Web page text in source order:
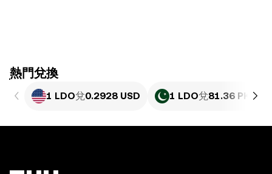
ִִִִִִִִִִִִִִִִִִִִִִִִִִִִִִִִִִִִִִִִִִִִִִִִ熱門兌換
1 LDO兌0.2928 USD 1 LDO兌81.36 PKR